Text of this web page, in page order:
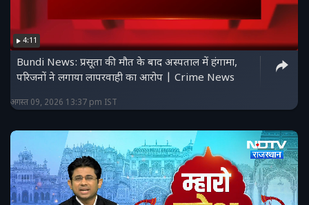
4:11
Bundi News: प्रसूता की मौत के बाद अस्पताल में हंगामा,
परिजनों ने लगाया लापरवाही का आरोप | Crime News
अगस्त 09, 2026 13:37 pm IST